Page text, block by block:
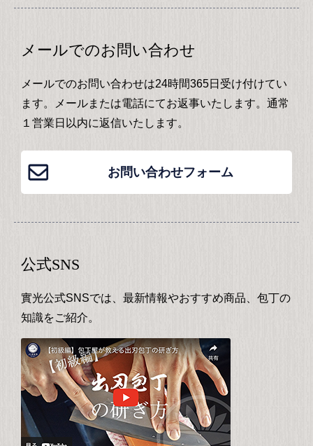
メールでのお問い合わせ
メールでのお問い合わせは24時間365日受け付けてい
ます。メールまたは電話にてお返事いたします。通常
１営業日以内に返信いたします。
お問い合わせフォーム
公式SNS
實光公式SNSでは、最新情報やおすすめ商品、包丁の
知識をご紹介。